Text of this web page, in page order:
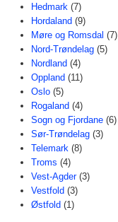
Hedmark (7)
Hordaland (9)
Møre og Romsdal (7)
Nord-Trøndelag (5)
Nordland (4)
Oppland (11)
Oslo (5)
Rogaland (4)
Sogn og Fjordane (6)
Sør-Trøndelag (3)
Telemark (8)
Troms (4)
Vest-Agder (3)
Vestfold (3)
Østfold (1)